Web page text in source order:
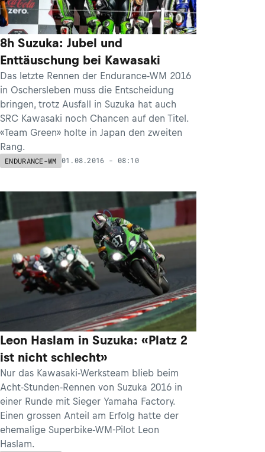
8h Suzuka: Jubel und
Enttäuschung bei Kawasaki
Das letzte Rennen der Endurance-WM 2016
in Oschersleben muss die Entscheidung
bringen, trotz Ausfall in Suzuka hat auch
SRC Kawasaki noch Chancen auf den Titel.
«Team Green» holte in Japan den zweiten
Rang.
ENDURANCE-WM 01.08.2016 - 08:10
Leon Haslam in Suzuka: «Platz 2
ist nicht schlecht»
Nur das Kawasaki-Werksteam blieb beim
Acht-Stunden-Rennen von Suzuka 2016 in
einer Runde mit Sieger Yamaha Factory.
Einen grossen Anteil am Erfolg hatte der
ehemalige Superbike-WM-Pilot Leon
Haslam.